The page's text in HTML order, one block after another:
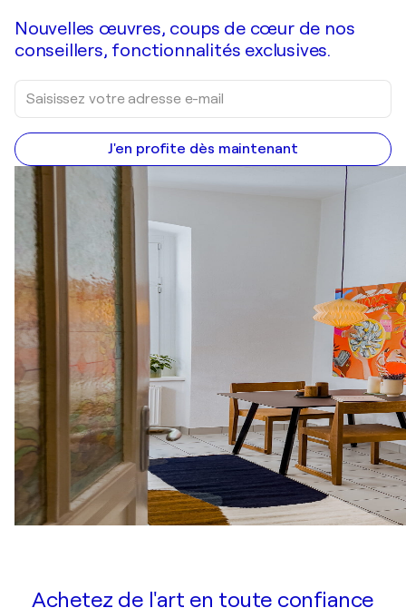
Nouvelles œuvres, coups de cœur de nos
conseillers, fonctionnalités exclusives.
J'en profite dès maintenant
Achetez de l'art en toute confiance